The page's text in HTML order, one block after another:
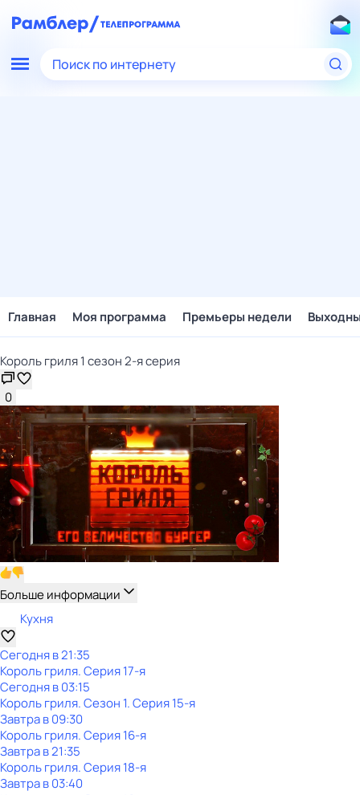
Поиск по интернету
Главная Моя программа Премьеры недели
Король гриля 1 сезон 2-я серия
0
Больше информации
Кухня
Сегодня в 21:35
Король гриля. Серия 17-я
Сегодня в 03:15
Король гриля. Сезон 1. Серия 15-я
Завтра в 09:30
Король гриля. Серия 16-я
Завтра в 21:35
Король гриля. Серия 18-я
Завтра в 03:40